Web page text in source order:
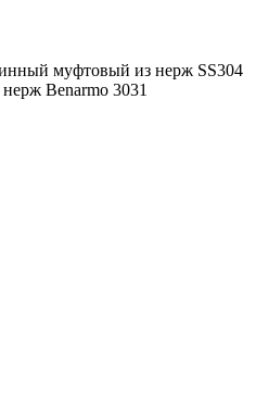
муфтовый из нерж SS304
Benarmo 3031